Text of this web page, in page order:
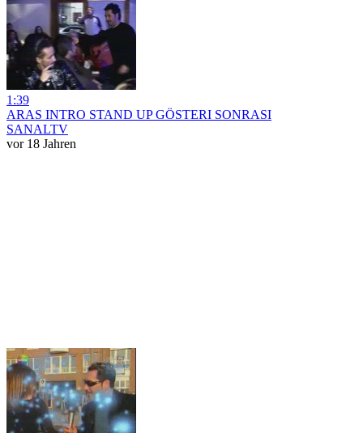
1:39
ARAS INTRO STAND UP GÖSTERI SONRASI
SANALTV
vor 18 Jahren